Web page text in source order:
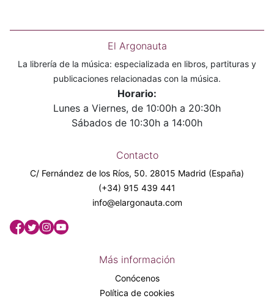
El Argonauta
La librería de la música: especializada en libros, partituras y
publicaciones relacionadas con la música.
Horario:
Lunes a Viernes, de 10:00h a 20:30h
Sábados de 10:30h a 14:00h
Contacto
C/ Fernández de los Ríos, 50. 28015 Madrid (España)
(+34) 915 439 441
info@elargonauta.com
Más información
Conócenos
Política de cookies